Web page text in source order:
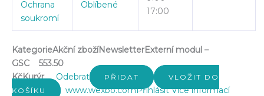
Ochrana
soukromí
Oblíbené
17:00
KategorieAkční zbožíNewsletterExterní modul –
GSC
553.50
KčKurýr Odebrat PŘIDAT
VLOŽIT DO
KOŠÍKU
www.wexbo.comPřihlásit Více informací